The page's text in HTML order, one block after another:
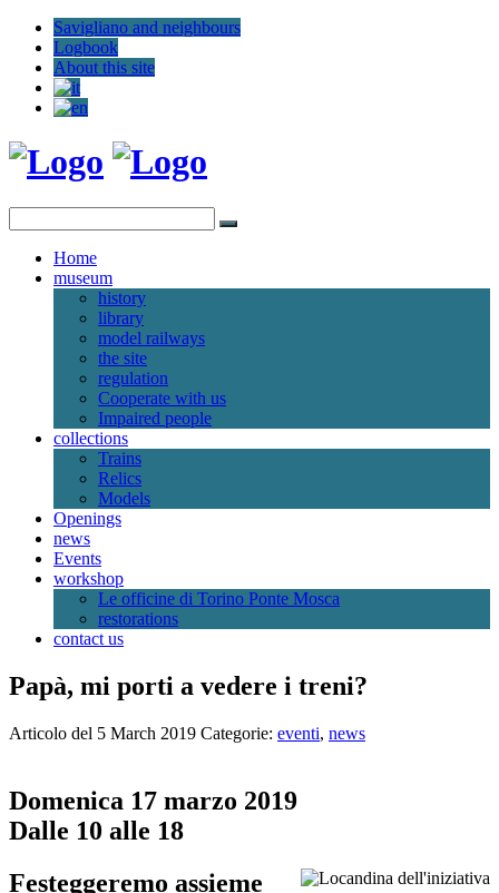
Savigliano and neighbours
Logbook
About this site
Home
museum
history
library
model railways
the site
regulation
Cooperate with us
Impaired people
collections
Trains
Relics
Models
Openings
news
Events
workshop
Le officine di Torino Ponte Mosca
restorations
contact us
Papà, mi porti a vedere i treni?
Articolo del 5 March 2019 Categorie: eventi, news
Domenica 17 marzo 2019
Dalle 10 alle 18
Festeggeremo assieme